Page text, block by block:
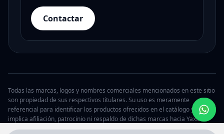
Contactar
Todas las marcas, logos y nombres comerciales mencionados en este sitio
son propiedad de sus respectivos titulares. Su uso es meramente
referencial para identificar los productos ofrecidos en el catálogo y no
implica afiliación, patrocinio ni respaldo de dichas marcas hacia Yaxa.